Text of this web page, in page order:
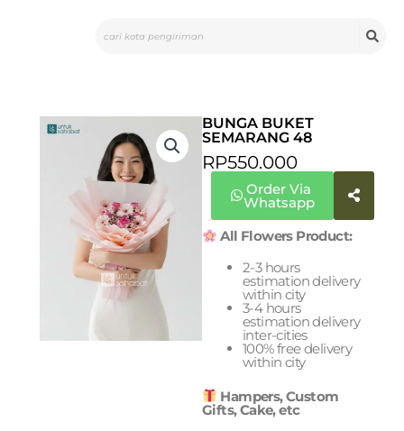
BUNGA BUKET
SEMARANG 48
RP550.000
Order Via
Whatsapp
All Flowers Product:
2-3 hours
estimation delivery
within city
3-4 hours
estimation delivery
inter-cities
100% free delivery
within city
Hampers, Custom
Gifts, Cake, etc